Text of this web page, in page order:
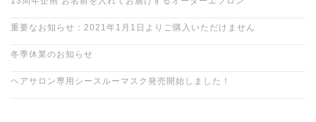
重要なお知らせ：2021年1月1日よりご購入いただけません
冬季休業のお知らせ
ヘアサロン専用シースルーマスク発売開始しました！